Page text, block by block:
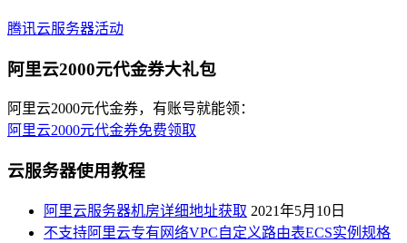
腾讯云服务器活动
阿里云2000元代金券大礼包
阿里云2000元代金券，有账号就能领：
阿里云2000元代金券免费领取
云服务器使用教程
阿里云服务器机房详细地址获取 2021年5月10日
不支持阿里云专有网络VPC自定义路由表ECS实例规格